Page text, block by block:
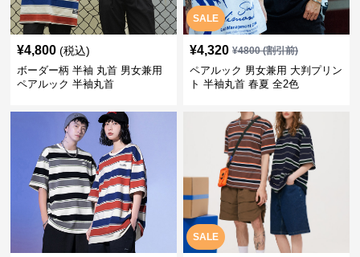
¥4,800 (税込)
ボーダー柄 半袖 丸首 男女兼用
ペアルック 半袖丸首
SALE
¥4,320 ¥4800(割引前)
ペアルック 男女兼用 大判プリン
ト 半袖丸首 春夏 全2色
SALE